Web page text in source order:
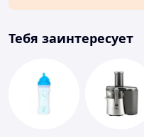
Тебя заинтересует